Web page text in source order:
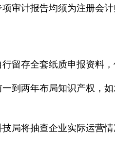
审计报告均须为注册会
留存全套纸质申报资料
到两年布局知识产权，
局将抽查企业实际运营